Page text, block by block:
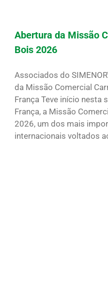
Abertura da Missão
Bois 2026
Associados do
da Missão Comercial
França Teve início nesta
França, a Missão
2026, um dos mais
internacionais voltados